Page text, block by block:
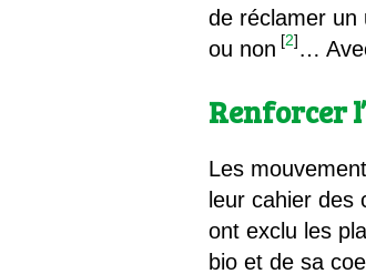
de réclamer un
ou non [2]…
Renforcer
Les
leur cahier des
ont exclu les
bio et de sa